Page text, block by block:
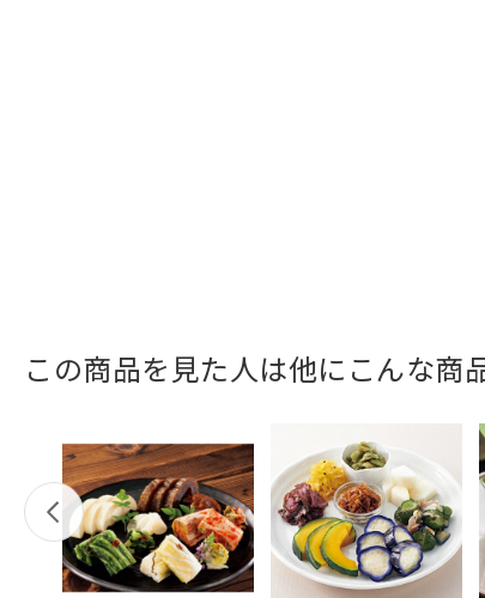
この商品を見た人は他にこんな商